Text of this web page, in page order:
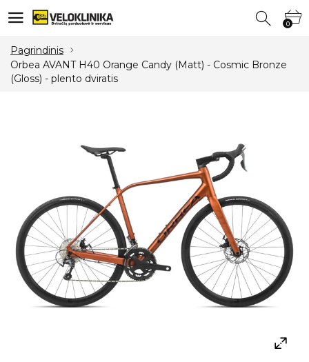
0 0
Pagrindinis
Orbea AVANT H40 Orange Candy (Matt) - Cosmic Bronze
(Gloss) - plento dviratis